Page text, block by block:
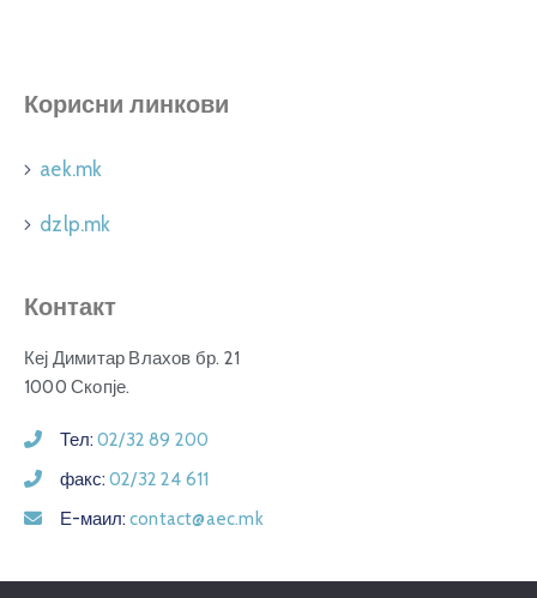
Корисни линкови
aek.mk
dzlp.mk
Контакт
Кеј Димитар Влахов бр. 21
1000 Скопје.
Тел: 02/32 89 200
факс: 02/32 24 611
Е-маил: contact@aec.mk